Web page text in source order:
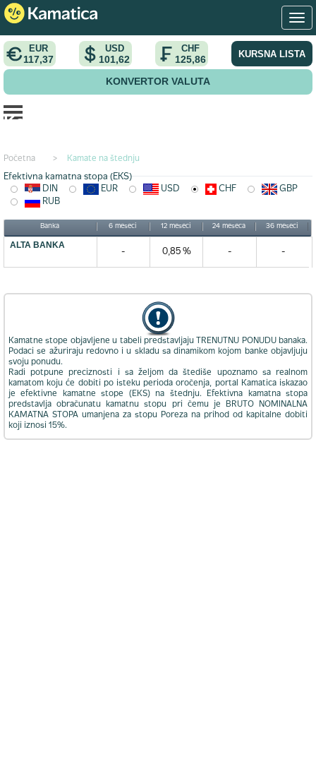
EUR
117,37
USD
101,62
CHF
125,86 KURSNA LISTA
KONVERTOR VALUTA
Početna > Kamate na štednju
Kamata na štednju u chf valuti
Efektivna kamatna stopa (EKS)
DIN
EUR USD CHF
GBP
RUB
Banka 6 meseci 12 meseci 24 meseca 36 meseci
ALTA BANKA
- 0,85 % - -
Kamatne stope objavljene u tabeli predstavljaju TRENUTNU PONUDU banaka.
Podaci se ažuriraju redovno i u skladu sa dinamikom kojom banke objavljuju
svoju ponudu.
Radi potpune preciznosti i sa željom da štediše upoznamo sa realnom
kamatom koju će dobiti po isteku perioda oročenja, portal Kamatica iskazao
je efektivne kamatne stope (EKS) na štednju. Efektivna kamatna stopa
predstavlja obračunatu kamatnu stopu pri čemu je BRUTO NOMINALNA
KAMATNA STOPA umanjena za stopu Poreza na prihod od kapitalne dobiti
koji iznosi 15%.